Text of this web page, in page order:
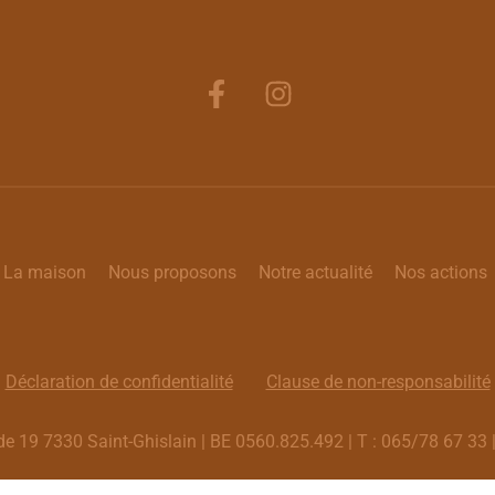
La maison Nous proposons Notre actualité Nos actions
Déclaration de confidentialité Clause de non-responsabilité
19 7330 Saint-Ghislain | BE 0560.825.492 | T : 065/78 67 33